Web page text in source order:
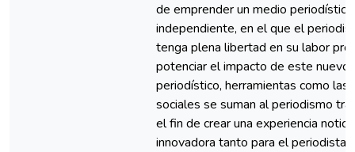
de emprender un medio periodístico
independiente, en el que el
tenga plena libertad en su labor
potenciar el impacto de este nuevo
periodístico, herramientas como las
sociales se suman al periodismo
el fin de crear una experiencia
innovadora tanto para el periodista